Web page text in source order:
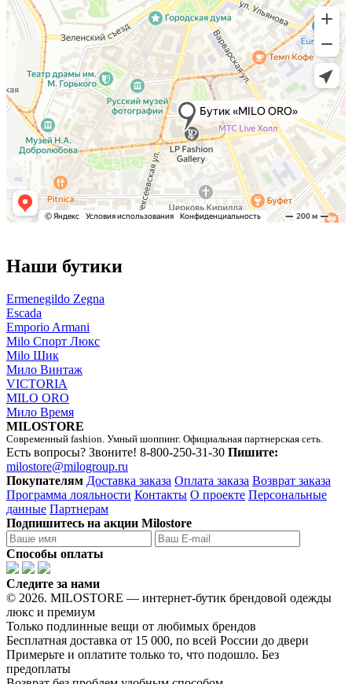
Наши бутики
Ermenegildo Zegna
Escada
Emporio Armani
Milo Спорт Люкс
Milo Шик
Мило Винтаж
VICTORIA
MILO ORO
Мило Время
MILOSTORE
Современный fashion. Умный шоппинг. Официальная партнерская сеть.
Есть вопросы? Звоните! 8-800-250-31-30 Пишите:
milostore@milogroup.ru
Покупателям Доставка заказа Оплата заказа Возврат заказа
Программа лояльности Контакты О проекте Персональные
данные Партнерам
Подпишитесь на акции Milostore
Способы оплаты
Следите за нами
© 2026. MILOSTORE — интернет-бутик брендовой одежды
люкс и премиум
Только подлинные вещи от любимых брендов
Бесплатная доставка от 15 000, по всей России до двери
Примерьте и оплатите только то, что подошло. Без
предоплаты